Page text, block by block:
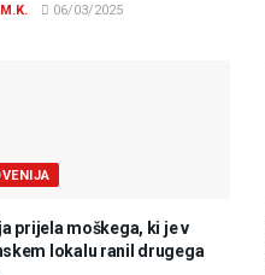
M.K. 06/03/2025
prijela moškega, ki je v
lokalu ranil drugega